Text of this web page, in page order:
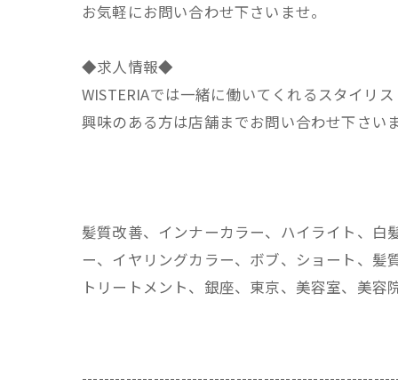
お気軽にお問い合わせ下さいませ。
◆求人情報◆
WISTERIAでは一緒に働いてくれるスタイリス
興味のある方は店舗までお問い合わせ下さいま
髪質改善、インナーカラー、ハイライト、
ー、イヤリングカラー、ボブ、ショート、髪
トリートメント、銀座、東京、美容室、美容